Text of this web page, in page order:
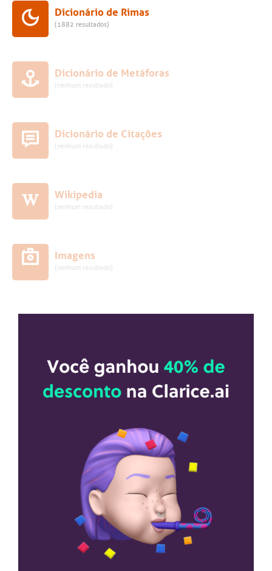
Dicionário de Rimas
(1882 resultados)
Dicionário de Metáforas
(nenhum resultado)
Dicionário de Citações
(nenhum resultado)
Wikipedia
(nenhum resultado)
Imagens
(nenhum resultado)